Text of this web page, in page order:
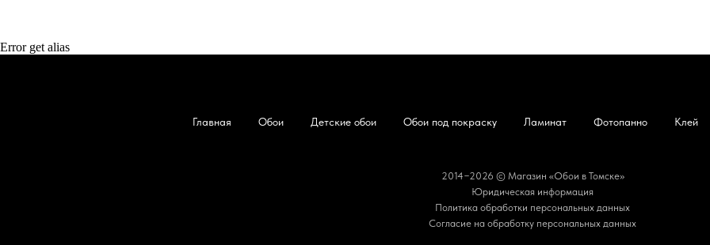
Error get alias
Главная Обои Детские обои Обои под покраску Ламинат Фотопанно Клей
2014−2026 © Магазин «Обои в Томске»
Юридическая информация
Политика обработки персональных данных
Согласие на обработку персональных данных